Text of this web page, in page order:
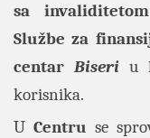
sa
Službe za
centar Biseri u
korisnika.
U Centru se